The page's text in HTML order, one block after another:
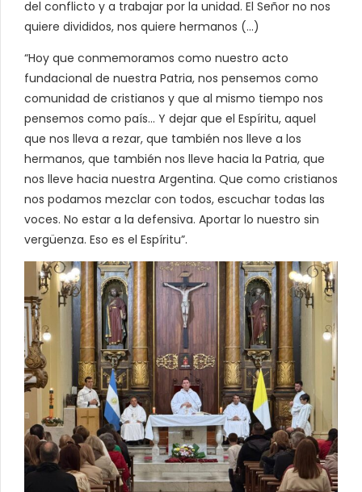
del conflicto y a trabajar por la unidad. El Señor no nos
quiere divididos, nos quiere hermanos (…)
“Hoy que conmemoramos como nuestro acto
fundacional de nuestra Patria, nos pensemos como
comunidad de cristianos y que al mismo tiempo nos
pensemos como país… Y dejar que el Espíritu, aquel
que nos lleva a rezar, que también nos lleve a los
hermanos, que también nos lleve hacia la Patria, que
nos lleve hacia nuestra Argentina. Que como cristianos
nos podamos mezclar con todos, escuchar todas las
voces. No estar a la defensiva. Aportar lo nuestro sin
vergüenza. Eso es el Espíritu”.